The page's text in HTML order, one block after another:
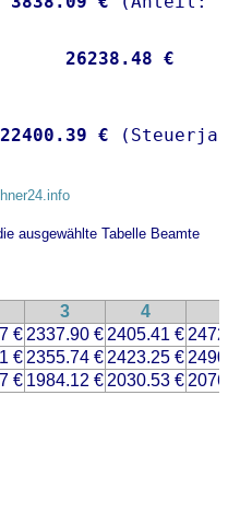
26238.48 €
22400.39 €
ausgewählte Tabelle Beamte
3 4
€ 2337.90 € 2405.41 €
€ 2355.74 € 2423.25 €
€ 1984.12 € 2030.53 €